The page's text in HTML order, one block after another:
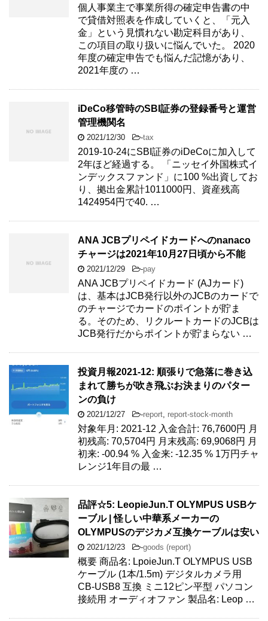
個人事業主で事業所得の確定申告書の中
で貸借対照表を作成していくと、「元入
金」という見慣れない勘定科目があり、
この項目の取り扱いに悩んでいた。 2020
年度の確定申告でも悩んだ記憶があり、
2021年度の …
iDeCo移管時のSBI証券の登録番号と運営
管理機関名
2021/12/30 -tax
2019-10-24にSBI証券のiDeCoに加入して
2年ほど経過する。 「ニッセイ外国株式イ
ンデックスファンド」に100 %出資してお
り、拠出金累計1011000円、資産残高
1424954円で40. …
ANA JCBプリペイドカードへのnanaco
チャージは2021年10月27日頃から不能
2021/12/29 -pay
ANA JCBプリペイドカード (AJカード)
は、基本はJCB発行以外のJCBのカードで
のチャージでカードのポイントが貯ま
る。そのため、リクルートカードのJCBは
JCB発行だからポイントが貯まらない …
投資月報2021-12: 順張りで急落に巻き込
まれて勝ちが吹き飛ぶお決まりのパター
ンの負け
2021/12/27 -report report-stock-month
対象年月: 2021-12 入金合計: 76,7600円 月
初残高: 70,5704円 月末残高: 69,9068円 月
初来: -00.94 % 入金来: -12.35 % 1万円チャ
レンジ1年目の最 …
品評☆5: LeopieJun.T OLYMPUS USBケ
ーブル | 怪しい中華系メーカーの
OLYMPUSのデジカメ互換ケーブルは安い
2021/12/23 -goods (report)
概要 商品名: LpoieJun.T OLYMPUS USB
ケーブル (1本/1.5m) デジタルカメラ用
CB-USB8 互換 ミニ12ピン平型 パソコン
接続用 オーディオファン 製品名: Leop …